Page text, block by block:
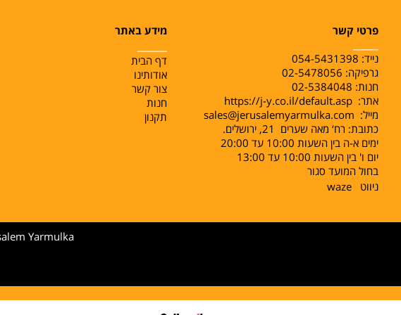
פרטי קשר
נייד: 054-5431398
גרפיקה: 02-5478056
חנות: 02-5384048
אתר: https://j-y.co.il/default.asp
מייל: sales@jerusalemyarmulka.com
כתובת: רח‘ מאה שערים 21, ירושלים.
ימים א-ה בין השעות 10:00 עד 20:00
יום ו' בין השעות 10:00 עד 13:00
בחול המועד סגור
ניווט
waze
מידע באתר
דף הבית
אודותינו
צור קשר
חנות
תקנון
Yarmulka